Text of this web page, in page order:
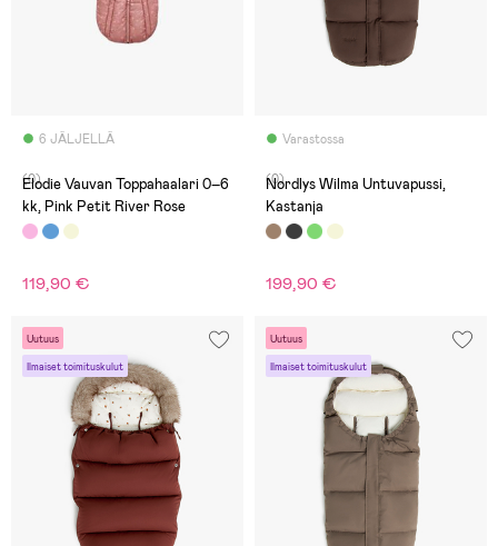
6 JÄLJELLÄ
(0)
Elodie Vauvan Toppahaalari 0–6
kk, Pink Petit River Rose
119,90 €
Varastossa
(0)
Nordlys Wilma Untuvapussi,
Kastanja
199,90 €
Uutuus
Ilmaiset toimituskulut
Uutuus
Ilmaiset toimituskulut